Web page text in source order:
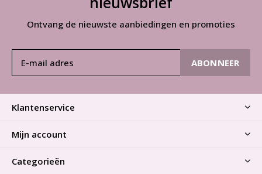
Ontvang de nieuwste aanbiedingen en promoties
ABONNEER
Klantenservice
Mijn account
Categorieën